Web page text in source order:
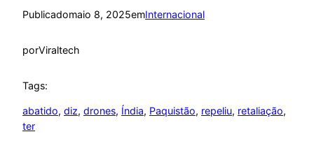
Publicadomaio 8, 2025emInternacional
porViraltech
Tags:
abatido, diz, drones, Índia, Paquistão, repeliu, retaliação
ter